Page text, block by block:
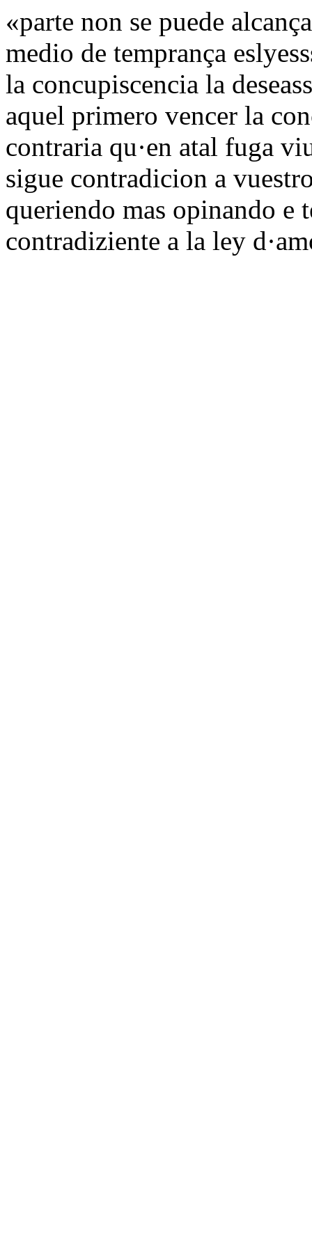
«parte non se puede
medio de temprança
la concupiscencia la
aquel primero vencer la
contraria qu·en atal fuga
sigue contradicion a
queriendo mas opinando e
contradiziente a la ley